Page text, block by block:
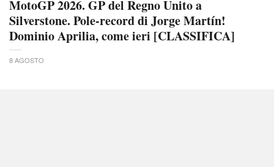
MotoGP 2026. GP del Regno Unito a
Silverstone. Pole-record di Jorge Martín!
Dominio Aprilia, come ieri [CLASSIFICA]
8 AGOSTO